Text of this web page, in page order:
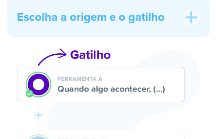
Escolha a origem e o gatilho